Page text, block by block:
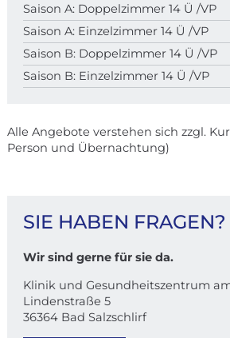
Saison A: Doppelzimmer 14 Ü /VP
Saison A: Einzelzimmer 14 Ü /VP
Saison B: Doppelzimmer 14 Ü /VP
Saison B: Einzelzimmer 14 Ü /VP
Alle Angebote verstehen sich zzgl.
Person und Übernachtung)
KONTAKT
SIE HABEN FRAGEN?
Wir sind gerne für sie da.
Klinik und Gesundheitszentrum
Lindenstraße 5
36364 Bad Salzschlirf